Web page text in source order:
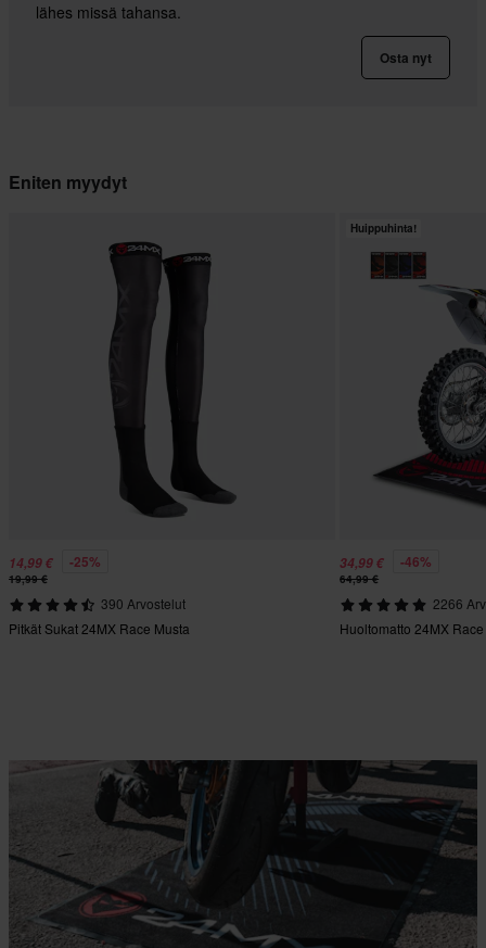
lähes missä tahansa.
Osta nyt
Eniten myydyt
14,99 € -25%
19,99 €
390 Arvostelut
Pitkät Sukat 24MX Race Musta
Huippuhinta!
34,99 € -46%
64,99 €
2266
Huoltomatto 24MX